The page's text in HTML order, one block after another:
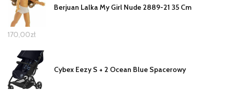
Berjuan Lalka My Girl Nude 2889-21 35 Cm
170,00zł
Cybex Eezy S + 2 Ocean Blue Spacerowy